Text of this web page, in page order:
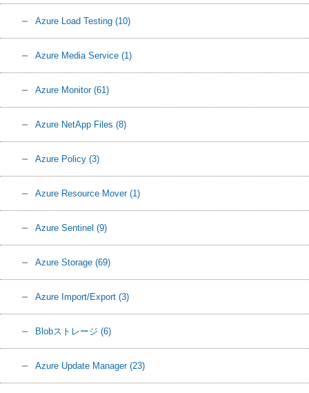
Azure Load Testing (10)
Azure Media Service (1)
Azure Monitor (61)
Azure NetApp Files (8)
Azure Policy (3)
Azure Resource Mover (1)
Azure Sentinel (9)
Azure Storage (69)
Azure Import/Export (3)
Blobストレージ (6)
Azure Update Manager (23)